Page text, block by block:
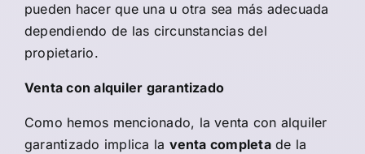
pueden hacer que una u otra sea más adecuada
dependiendo de las circunstancias del
propietario.
Venta con alquiler garantizado
Como hemos mencionado, la venta con alquiler
garantizado implica la venta completade la